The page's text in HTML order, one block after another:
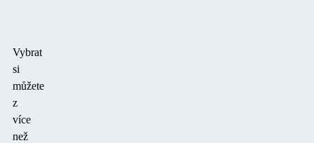
Vybrat
si
můžete
z
více
než